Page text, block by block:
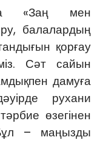
«Заң мен
балалардың
қорғау
Сәт сайын
дамуға
рухани
өзегінен
– маңызды